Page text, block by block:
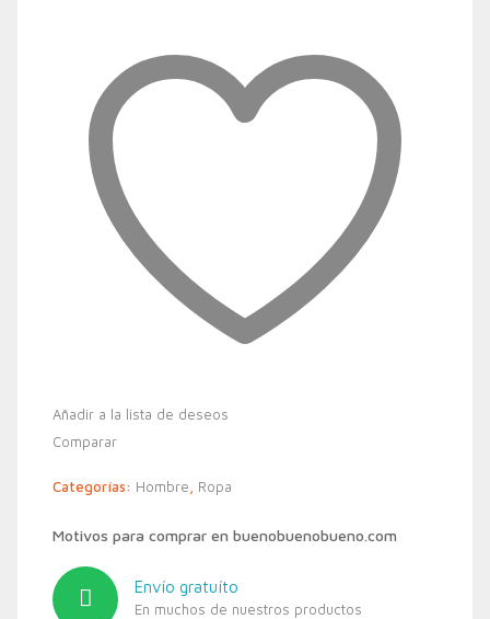
Añadir a la lista de deseos
Comparar
Categorías: Hombre Ropa
Motivos para comprar en buenobuenobueno.com
Envío gratuíto
En muchos de nuestros productos